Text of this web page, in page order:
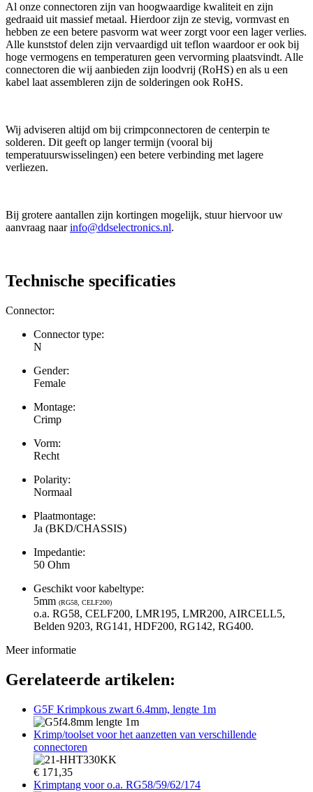
Al onze connectoren zijn van hoogwaardige kwaliteit en zijn
gedraaid uit massief metaal. Hierdoor zijn ze stevig, vormvast en
hebben ze een betere pasvorm wat weer zorgt voor een lager verlies.
Alle kunststof delen zijn vervaardigd uit teflon waardoor er ook bij
hoge vermogens en temperaturen geen vervorming plaatsvindt. Alle
connectoren die wij aanbieden zijn loodvrij (RoHS) en als u een
kabel laat assembleren zijn de solderingen ook RoHS.
Wij adviseren altijd om bij crimpconnectoren de centerpin te
solderen. Dit geeft op langer termijn (vooral bij
temperatuurswisselingen) een betere verbinding met lagere
verliezen.
Bij grotere aantallen zijn kortingen mogelijk, stuur hiervoor uw
aanvraag naarinfo@ddselectronics.nl.
Technische specificaties
Connector:
Connector type:
N
Gender:
Female
Montage:
Crimp
Vorm:
Recht
Polarity:
Normaal
Plaatmontage:
Ja (BKD/CHASSIS)
Impedantie:
50 Ohm
Geschikt voor kabeltype:
5mm (RG58, CELF200)
o.a. RG58, CELF200, LMR195, LMR200, AIRCELL5,
Belden 9203, RG141, HDF200, RG142, RG400.
Meer informatie
Gerelateerde artikelen:
G5F Krimpkous zwart 6.4mm, lengte 1m
Krimp/toolset voor het aanzetten van verschillende
connectoren
€ 171,35
Krimptang voor o.a. RG58/59/62/174